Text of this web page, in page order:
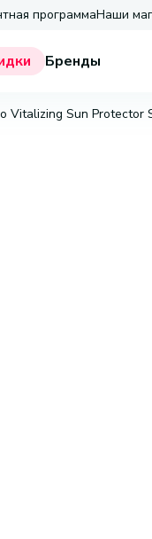
программаНаши
Бренды
Vitalizing Sun Protector